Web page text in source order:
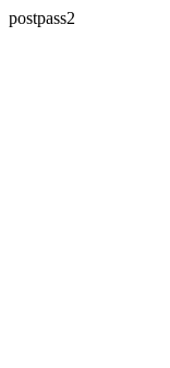
postpass2